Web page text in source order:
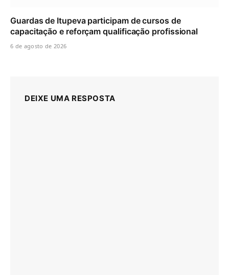
Guardas de Itupeva participam de cursos de
capacitação e reforçam qualificação profissional
6 de agosto de 2026
DEIXE UMA RESPOSTA